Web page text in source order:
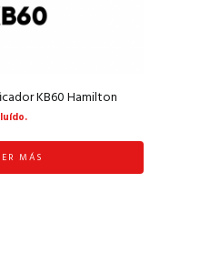
KB60 Hamilton
MÁS